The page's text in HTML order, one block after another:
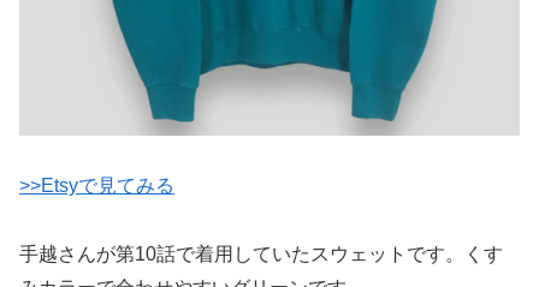
>>Etsyで見てみる
手越さんが第10話で着用していたスウェットです。くす